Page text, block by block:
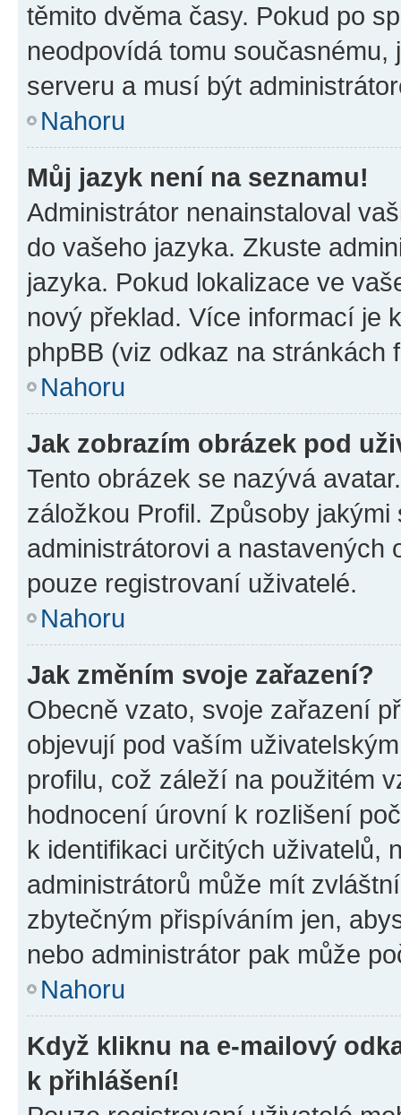
těmito dvěma časy. Pokud po
neodpovídá tomu
serveru a musí být
Nahoru
Můj jazyk není na seznamu!
Administrátor nenainstaloval
do vašeho jazyka. Zkuste
jazyka. Pokud lokalizace ve
nový překlad. Více informací je
phpBB (viz odkaz na stránkách
Nahoru
Jak zobrazím obrázek pod
Tento obrázek se nazývá
záložkou Profil. Způsoby
administrátorovi a nastavených
pouze registrovaní uživatelé.
Nahoru
Jak změním svoje zařazení?
Obecně vzato, svoje zařazení
objevují pod vaším
profilu, což záleží na použitém
hodnocení úrovní k rozlišení
k identifikaci určitých uživatelů,
administrátorů může mít
zbytečným přispíváním jen,
nebo administrátor pak může
Nahoru
Když kliknu na e-mailový
k přihlášení!